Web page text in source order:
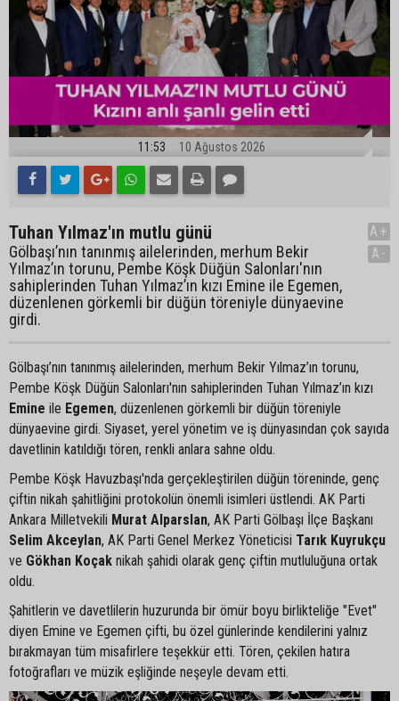
11:53 10 Ağustos 2026
Tuhan Yılmaz'ın mutlu günü
Gölbaşı’nın tanınmış ailelerinden, merhum Bekir
Yılmaz’ın torunu, Pembe Köşk Düğün Salonları'nın
sahiplerinden Tuhan Yılmaz’ın kızı Emine ile Egemen,
düzenlenen görkemli bir düğün töreniyle dünyaevine
girdi.
A+
A-
Gölbaşı’nın tanınmış ailelerinden, merhum Bekir Yılmaz’ın torunu,
Pembe Köşk Düğün Salonları'nın sahiplerinden Tuhan Yılmaz’ın kızı
Emine ile Egemen, düzenlenen görkemli bir düğün töreniyle
dünyaevine girdi. Siyaset, yerel yönetim ve iş dünyasından çok sayıda
davetlinin katıldığı tören, renkli anlara sahne oldu.
Pembe Köşk Havuzbaşı'nda gerçekleştirilen düğün töreninde, genç
çiftin nikah şahitliğini protokolün önemli isimleri üstlendi. AK Parti
Ankara Milletvekili Murat Alparslan, AK Parti Gölbaşı İlçe Başkanı
Selim Akceylan, AK Parti Genel Merkez Yöneticisi Tarık Kuyrukçu
ve Gökhan Koçak nikah şahidi olarak genç çiftin mutluluğuna ortak
oldu.
Şahitlerin ve davetlilerin huzurunda bir ömür boyu birlikteliğe "Evet"
diyen Emine ve Egemen çifti, bu özel günlerinde kendilerini yalnız
bırakmayan tüm misafirlere teşekkür etti. Tören, çekilen hatıra
fotoğrafları ve müzik eşliğinde neşeyle devam etti.